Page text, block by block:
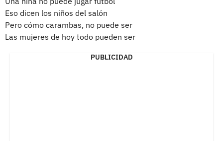
Eso dicen los niños del salón
Pero cómo carambas, no puede ser
Las mujeres de hoy todo pueden ser
PUBLICIDAD